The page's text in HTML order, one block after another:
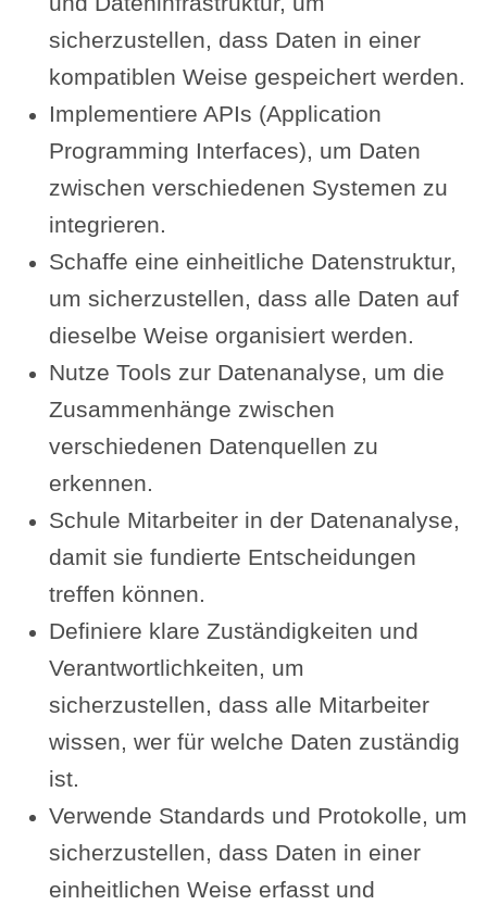
sicherzustellen, dass Daten in einer
kompatiblen Weise gespeichert werden.
Implementiere APIs (Application
Programming Interfaces), um Daten
zwischen verschiedenen Systemen zu
integrieren.
Schaffe eine einheitliche Datenstruktur,
um sicherzustellen, dass alle Daten auf
dieselbe Weise organisiert werden.
Nutze Tools zur Datenanalyse, um die
Zusammenhänge zwischen
verschiedenen Datenquellen zu
erkennen.
Schule Mitarbeiter in der Datenanalyse,
damit sie fundierte Entscheidungen
treffen können.
Definiere klare Zuständigkeiten und
Verantwortlichkeiten, um
sicherzustellen, dass alle Mitarbeiter
wissen, wer für welche Daten zuständig
ist.
Verwende Standards und Protokolle, um
sicherzustellen, dass Daten in einer
einheitlichen Weise erfasst und